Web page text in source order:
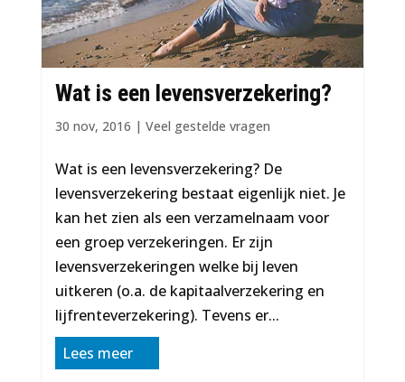
Wat is een levensverzekering?
30 nov, 2016 | Veel gestelde vragen
Wat is een levensverzekering? De
levensverzekering bestaat eigenlijk niet. Je
kan het zien als een verzamelnaam voor
een groep verzekeringen. Er zijn
levensverzekeringen welke bij leven
uitkeren (o.a. de kapitaalverzekering en
lijfrenteverzekering). Tevens er...
Lees meer